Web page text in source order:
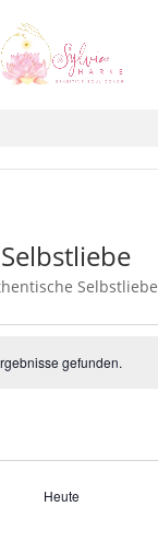
Selbstliebe
gefunden.
Heute